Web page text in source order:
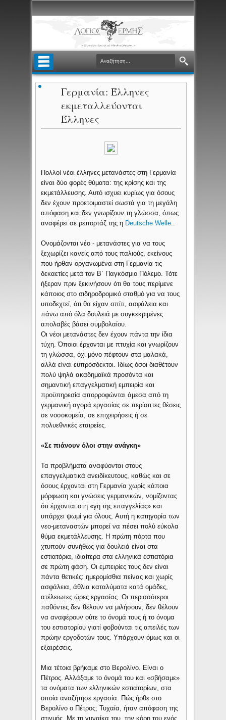
Γερμανία: Έλληνες
εκμεταλλεύονται
Έλληνες
Πολλοί νέοι έλληνες μετανάστες στη Γερμανία
είναι δύο φορές θύματα: της κρίσης και της
εκμετάλλευσης. Αυτό ισχυει κυρίως για όσους
δεν έχουν προετοιμαστεί σωστά για τη μεγάλη
απόφαση και δεν γνωρίζουν τη γλώσσα, όπως
αναφέρει σε ρεπορτάζ της η Deutsche Welle..
Ονομάζονται νέο - μετανάστες για να τους
ξεχωρίζει κανείς από τους παλιούς, εκείνους
που ήρθαν οργανωμένα στη Γερμανία τις
δεκαετίες μετά τον Β΄ Παγκόσμιο Πόλεμο. Τότε
ήξεραν πριν ξεκινήσουν ότι θα τους περίμενε
κάποιος στο σιδηροδρομικό σταθμό για να τους
υποδεχτεί, ότι θα είχαν σπίτι, ασφάλεια και
πάνω από όλα δουλειά με συγκεκριμένες
απολαβές βάσει συμβολαίου.
Οι νέοι μετανάστες δεν έχουν πάντα την ίδια
τύχη. Όποιοι έρχονται με πτυχία και γνωρίζουν
τη γλώσσα, όχι μόνο πέφτουν στα μαλακά,
αλλά είναι ευπρόσδεκτοι. Ιδίως όσοι διαθέτουν
πολύ ψηλά ακαδημαϊκά προσόντα και
σημαντική επαγγελματική εμπειρία και
προϋπηρεσία απορροφώνται άμεσα από τη
γερμανική αγορά εργασίας σε περίοπτες θέσεις
σε νοσοκομεία, σε επιχειρήσεις ή σε
πολυεθνικές εταιρείες.
«Σε πιάνουν όλοι στην ανάγκη»
Τα προβλήματα αναφύονται στους
επαγγελματικά ανειδίκευτους, καθώς και σε
όσους έρχονται στη Γερμανία χωρίς κάποια
μόρφωση και γνώσεις γερμανικών, νομίζοντας
ότι έρχονται στη «γη της επαγγελίας» και
υπάρχει ψωμί για όλους. Αυτή η κατηγορία των
νεο-μεταναστών μπορεί να πέσει πολύ εύκολα
θύμα εκμετάλλευσης. Η πρώτη πόρτα που
χτυπούν συνήθως για δουλειά είναι στα
εστιατόρια, ιδιαίτερα στα ελληνικά εστιατόρια
σε πρώτη φάση. Οι εμπειρίες τους δεν είναι
πάντα θετικές: ημερομίσθια πείνας και χωρίς
ασφάλεια, άθλια καταλύματα κατά ομάδες,
ατέλειωτες ώρες εργασίας. Οι περισσότεροι
παθόντες δεν θέλουν να μιλήσουν, δεν θέλουν
να αναφέρουν ούτε το όνομά τους ή το όνομα
του εστιατορίου γιατί φοβούνται τις απειλές των
πρώην εργοδοτών τους. Υπάρχουν όμως και οι
εξαιρέσεις.
Μια τέτοια βρήκαμε στο Βερολίνο. Είναι ο
Πέτρος. Αλλάξαμε το όνομά του και «σβήσαμε»
τα ονόματα των ελληνικών εστιατορίων, στα
οποία αναζήτησε εργασία. Πώς ήρθε στο
Βερολίνο ο Πέτρος; Τυχαία, ήταν απόφαση της
στιγμής. Με τη γυναίκα του, την κόρη του ενός